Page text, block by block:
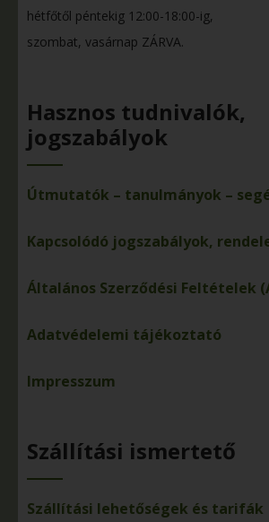
hétfőtől péntekig 12:00-18:00-ig,
szombat, vasárnap ZÁRVA.
Hasznos tudnivalók,
jogszabályok
Útmutatók – tanulmányok –
Kapcsolódó jogszabályok,
Általános Szerződési Feltételek
Adatvédelemi tájékoztató
Impresszum
Szállítási ismertető
Szállítási lehetőségek és tarifák